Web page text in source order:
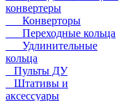
конвертеры
Конверторы
Переходные кольца
Удлинительные
кольца
Пульты ДУ
Штативы и
аксессуары